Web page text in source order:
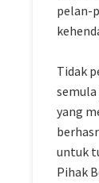
pelan-
Tidak
yang
untuk
Pihak